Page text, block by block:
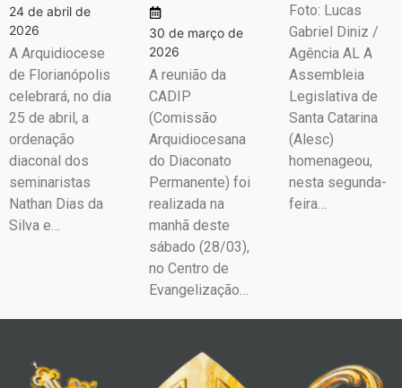
24 de abril de
2026
A Arquidiocese
de Florianópolis
celebrará, no dia
25 de abril, a
ordenação
diaconal dos
seminaristas
Nathan Dias da
Silva e…
30 de março de
2026
A reunião da
CADIP
(Comissão
Arquidiocesana
do Diaconato
Permanente) foi
realizada na
manhã deste
sábado (28/03),
no Centro de
Evangelização…
Foto: Lucas
Gabriel Diniz /
Agência AL A
Assembleia
Legislativa de
Santa Catarina
(Alesc)
homenageou,
nesta segunda-
feira…